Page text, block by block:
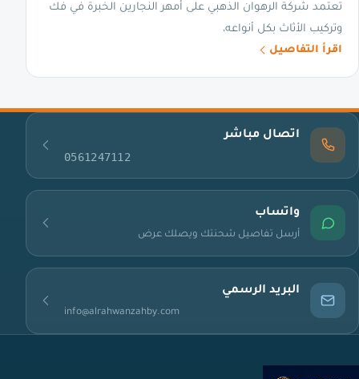
تعتمد شركة الرهوان الذهبي على أمهر النجارين الخبرة في فك
وتركيب الأثاث بكل أنواعه،
اقرأ التفاصيل
اتصال مباشر
0561247112
واتساب
أرسل تفاصيل شحنتك ويصلك عرض
البريد الرسمي
info@alrahwanzahby.com